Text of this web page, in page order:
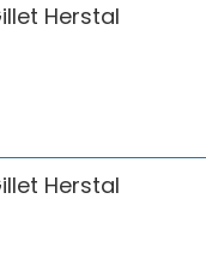
Herstal
Herstal